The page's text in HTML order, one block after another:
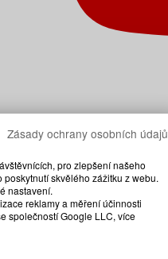
Zásady ochrany osobních údajů
pro zlepšení našeho
skvělého zážitku z webu.
nastavení.
reklamy a měření účinnosti
společností Google LLC, více